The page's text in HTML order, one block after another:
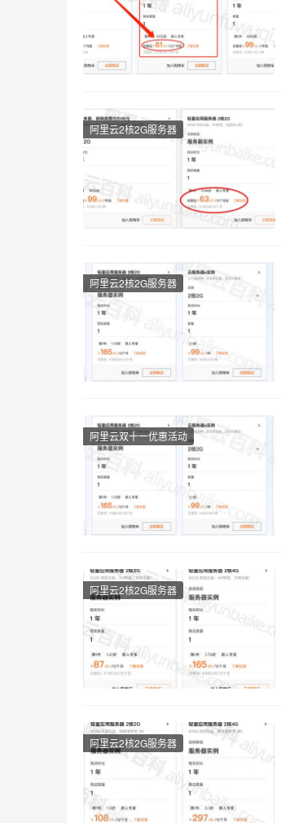
阿里云2核2G服务器
阿里云2核2G服务器
阿里云双十一优惠活动
阿里云2核2G服务器
阿里云2核2G服务器